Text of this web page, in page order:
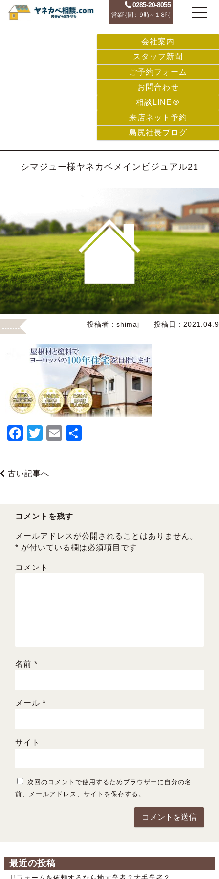
0285-20-8055
営業時間：９時～１８時
会社案内
スタッフ新聞
ご予約フォーム
お問合わせ
相談LINE＠
来店ネット予約
島尻社長ブログ
シマジュー様ヤネカベメインビジュアル21
投稿者： shimaj 投稿日： 2021.04.9
F
e
o
k
T
er
E
古い記事へ
コメントを残す
メールアドレスが公開されることはありません。
* が付いている欄は必須項目です
コメント
名前*
メール*
サイト
次回のコメントで使用するためブラウザーに自分の名
前、メールアドレス、サイトを保存する。
最近の投稿